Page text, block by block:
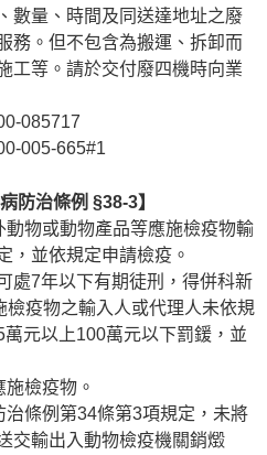
數量、時間及同送達地址之廢
務。但不包含為搬運、拆卸而
工等。請於交付廢四機時向業
085717
005-665#1
防治條例 §38-3】
物或動物產品等應施檢疫物輸
，並依規定申請檢疫。
處7年以下有期徒刑，得併科新
疫物之輸入人或代理人未依規
元以上100萬元以下罰鍰，並
檢疫物。
條例第34條第3項規定，未將
交輸出入動物檢疫機關銷燬